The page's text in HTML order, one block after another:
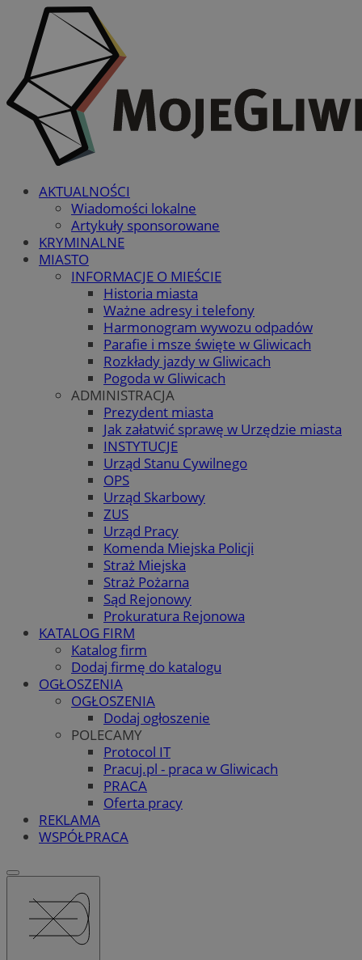
AKTUALNOŚCI
Wiadomości lokalne
Artykuły sponsorowane
KRYMINALNE
MIASTO
INFORMACJE O MIEŚCIE
Historia miasta
Ważne adresy i telefony
Harmonogram wywozu odpadów
Parafie i msze święte w Gliwicach
Rozkłady jazdy w Gliwicach
Pogoda w Gliwicach
ADMINISTRACJA
Prezydent miasta
Jak załatwić sprawę w Urzędzie miasta
INSTYTUCJE
Urząd Stanu Cywilnego
OPS
Urząd Skarbowy
ZUS
Urząd Pracy
Komenda Miejska Policji
Straż Miejska
Straż Pożarna
Sąd Rejonowy
Prokuratura Rejonowa
KATALOG FIRM
Katalog firm
Dodaj firmę do katalogu
OGŁOSZENIA
OGŁOSZENIA
Dodaj ogłoszenie
POLECAMY
Protocol IT
Pracuj.pl - praca w Gliwicach
PRACA
Oferta pracy
REKLAMA
WSPÓŁPRACA